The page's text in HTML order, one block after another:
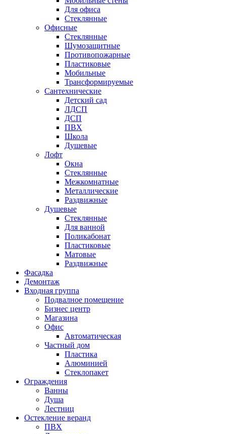
Для офиса
Стеклянные
Офисные
Стеклянные
Шумозащитные
Противопожарные
Пластиковые
Мобильные
Трансформируемые
Сантехнические
Детский сад
ЛДСП
ДСП
ПВХ
Школа
Душевые
Лофт
Окна
Стеклянные
Межкомнатные
Металлические
Раздвижные
Душевые
Стеклянные
Для ванной
Поликабонат
Пластиковые
Матовые
Раздвижные
Фасадка
Демонтаж
Входная группа
Подвалное помещение
Бизнес центр
Магазина
Офис
Автоматическая
Частный дом
Пластика
Алюминией
Стеклопакет
Ограждения
Ванны
Душа
Лестниц
Остекление веранд
ПВХ